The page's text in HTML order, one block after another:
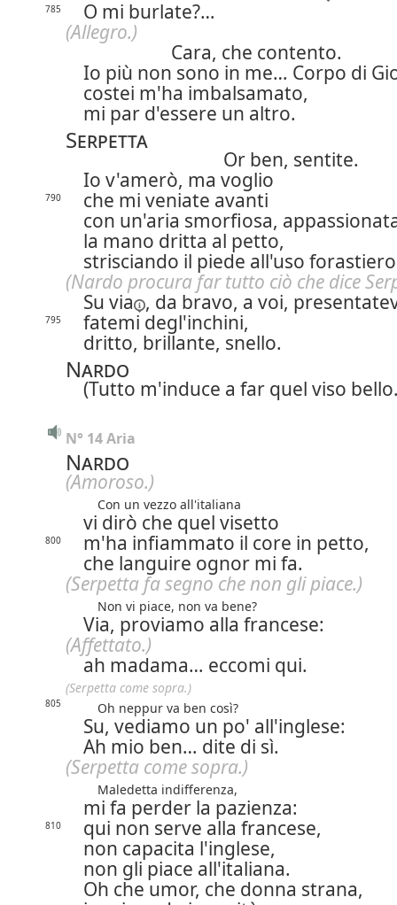
785
O mi burlate?…
(Allegro.)
Cara, che contento.
Io più non sono in me… Corpo di
costei m'ha imbalsamato,
mi par d'essere un altro.
Serpetta
Or ben, sentite.
Io v'amerò, ma voglio
790
che mi veniate avanti
con un'aria smorfiosa,
la mano dritta al petto,
strisciando il piede all'uso
(Nardo procura far tutto ciò che dice
Su via , da bravo, a voi,
795
fatemi degl'inchini,
dritto, brillante, snello.
Nardo
(Tutto m'induce a far quel viso
N° 14 Aria
Nardo
(Amoroso.)
Con un vezzo all'italiana
vi dirò che quel visetto
800
m'ha infiammato il core in petto,
che languire ognor mi fa.
(Serpetta fa segno che non gli piace.)
Non vi piace, non va bene?
Via, proviamo alla francese:
(Affettato.)
ah madama… eccomi qui.
(Serpetta come sopra.)
805 Oh neppur va ben così?
Su, vediamo un po' all'inglese:
Ah mio ben… dite di sì.
(Serpetta come sopra.)
Maledetta indifferenza,
mi fa perder la pazienza:
810
qui non serve alla francese,
non capacita l'inglese,
non gli piace all'italiana.
Oh che umor, che donna strana,